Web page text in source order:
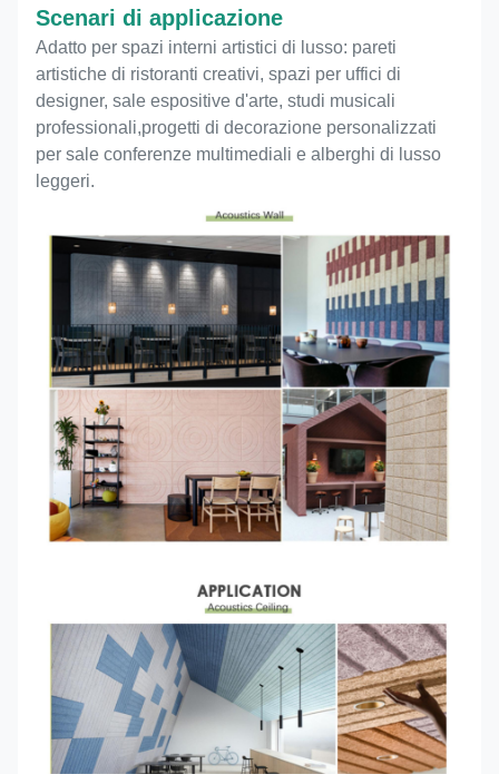
Scenari di applicazione
Adatto per spazi interni artistici di lusso: pareti
artistiche di ristoranti creativi, spazi per uffici di
designer, sale espositive d'arte, studi musicali
professionali,progetti di decorazione personalizzati
per sale conferenze multimediali e alberghi di lusso
leggeri.